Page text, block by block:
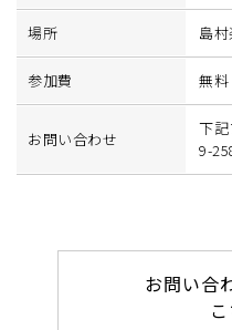
場所 島
参加費 無料
お問い合わせ
下
9-
お問い合